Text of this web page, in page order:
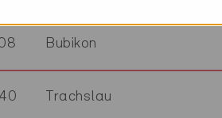
Bubikon
Trachslau